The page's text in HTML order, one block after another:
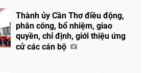
Chia sẻ
Facebook
Thành ủy Cần Thơ điều động,
phân công, bổ nhiệm, giao
quyền, chỉ định, giới thiệu ứng
cử các cán bộ